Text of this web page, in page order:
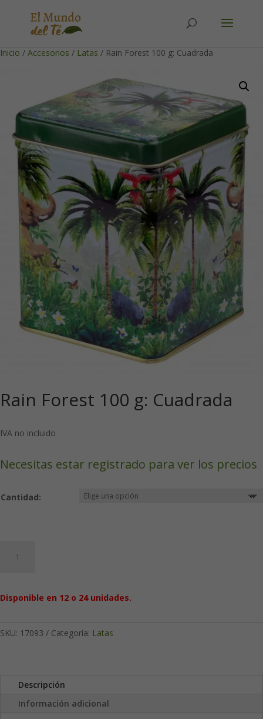
Inicio / Accesorios / Latas / Rain Forest 100 g: Cuadrada
Rain Forest 100 g: Cuadrada
IVA no incluido
Necesitas estar registrado para ver los precios
Cantidad:
Forest
Cuadrada
Disponible en 12 o 24 unidades.
SKU: 17093 Categoría: Latas
Descripción
Información adicional